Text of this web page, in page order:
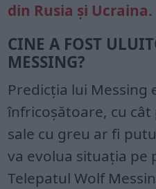
din Rusia și Ucraina.
CINE A FOST
MESSING?
Predicția lui Messing
înfricoșătoare, cu
sale cu greu ar fi
va evolua situația pe
Telepatul Wolf